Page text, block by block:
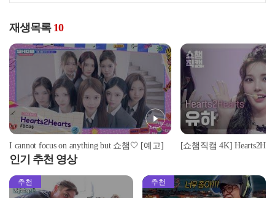
재생목록 10
I cannot focus on anything but 쇼챔🤍 [예고]
인기 추천 영상
추천 추천